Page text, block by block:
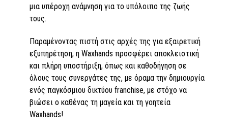
μια υπέροχη ανάμνηση για το υπόλοιπο της ζωής
τους.
Παραμένοντας πιστή στις αρχές της για εξαιρετική
εξυπηρέτηση, η Waxhands προσφέρει αποκλειστική
και πλήρη υποστήριξη, όπως και καθοδήγηση σε
όλους τους συνεργάτες της, με όραμα την δημιουργία
ενός παγκόσμιου δικτύου franchise, με στόχο να
βιώσει ο καθένας τη μαγεία και τη γοητεία
Waxhands!